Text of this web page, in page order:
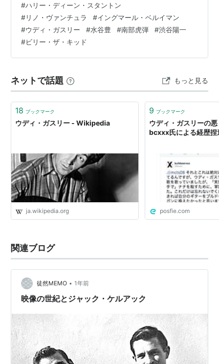
1990：テリー＝トーマス 1912/7/14 - 1967/10/3：ウデ
ィ・ガスリー 1913-2006：ジェラルド・フォード
1918/7/14 - 2007/7/30：イングマール・ベ…
#ハリー・ディーン・スタントン
#リノ・ヴァンチュラ #イングマール・ベルイマン
#ウディ・ガスリー #水谷豊 #南部虎弾 #渋谷陽一
#ビリー・ザ・キッド
ネットで話題 もっと見る
18 ブックマーク
ウディ・ガスリー - Wikipedia
ja.wikipedia.org
9 ブックマーク
ウディ・ガスリーの
bcxxx氏による経歴捏
posfie.com
関連ブログ
徒然MEMO • 1年前
映像の世紀とジャック・ケルアック